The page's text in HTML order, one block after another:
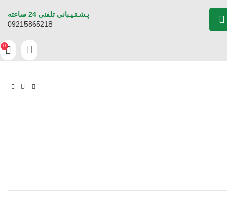
پـشـتـیـبانی تلفنی 24 ساعته
09215865218
0